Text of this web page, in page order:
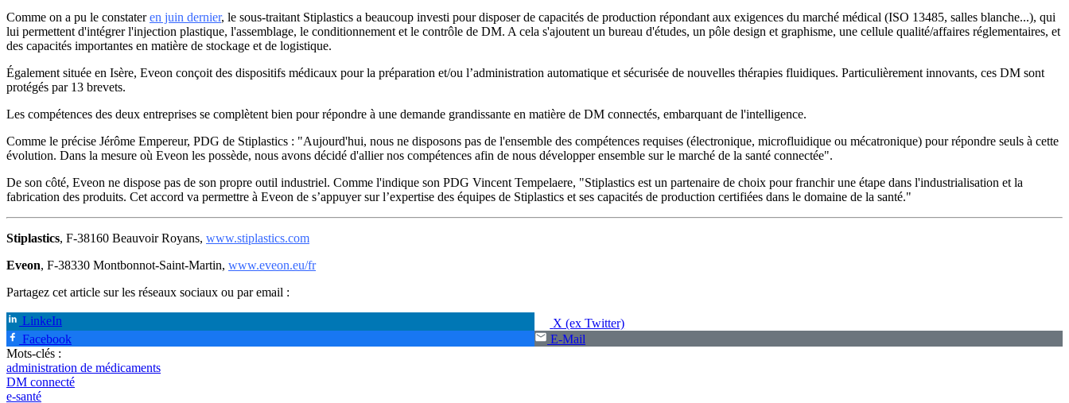
Comme on a pu le constateren juin dernier, le sous-traitant Stiplastics a beaucoup investi pour disposer de capacités de production répondant aux exigences du marché médical (ISO 13485, salles blanche...), qui
lui permettent d'intégrer l'injection plastique, l'assemblage, le conditionnement et le contrôle de DM. A cela s'ajoutent un bureau d'études, un pôle design et graphisme, une cellule qualité/affaires réglementaires, et
des capacités importantes en matière de stockage et de logistique.
Également située en Isère, Eveon conçoit des dispositifs médicaux pour la préparation et/ou l’administration automatique et sécurisée de nouvelles thérapies fluidiques. Particulièrement innovants, ces DM sont
protégés par 13 brevets.
Les compétences des deux entreprises se complètent bien pour répondre à une demande grandissante en matière de DM connectés, embarquant de l'intelligence.
Comme le précise Jérôme Empereur, PDG de Stiplastics : "Aujourd'hui, nous ne disposons pas de l'ensemble des compétences requises (électronique, microfluidique ou mécatronique) pour répondre seuls à cette
évolution. Dans la mesure où Eveon les possède, nous avons décidé d'allier nos compétences afin de nous développer ensemble sur le marché de la santé connectée".
De son côté, Eveon ne dispose pas de son propre outil industriel. Comme l'indique son PDG Vincent Tempelaere, "Stiplastics est un partenaire de choix pour franchir une étape dans l'industrialisation et la
fabrication des produits. Cet accord va permettre à Eveon de s’appuyer sur l’expertise des équipes de Stiplastics et ses capacités de production certifiées dans le domaine de la santé."
Stiplastics, F-38160 Beauvoir Royans, www.stiplastics.com
Eveon, F-38330 Montbonnot-Saint-Martin, www.eveon.eu/fr
Partagez cet article sur les réseaux sociaux ou par email :
LinkeIn
X (ex Twitter)
Facebook
E-Mail
Mots-clés :
administration de médicaments
DM connecté
e-santé